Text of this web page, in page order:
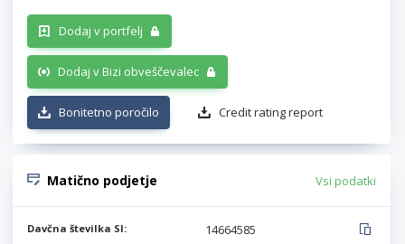
Dodaj v portfelj
Dodaj v Bizi obveščevalec
Bonitetno poročilo Credit rating report
Matično podjetje Vsi podatki
Davčna številka SI: 14664585